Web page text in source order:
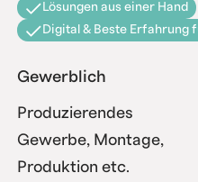
Lösungen aus einer Hand
Digital & Beste Erfahrung
Gewerblich
Produzierendes
Gewerbe, Montage,
Produktion etc.